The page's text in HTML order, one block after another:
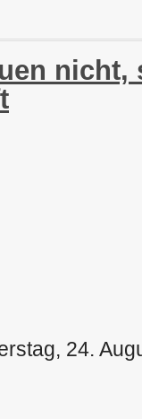
nicht,
24.